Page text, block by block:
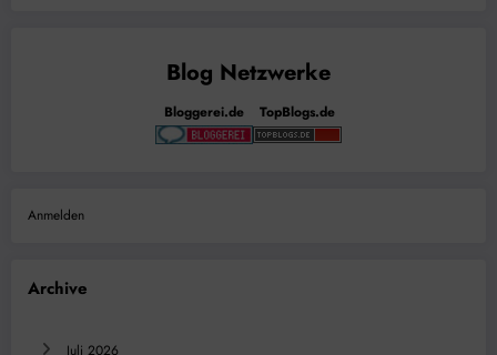
Bloggerei.de TopBlogs.de
Anmelden
Archive
Juli 2026